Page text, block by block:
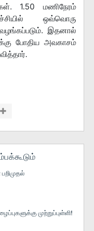
1.50 மணிநேரம்
ஒவ்வொரு
வழங்கப்படும். இதனால்
போதிய அவகாசம்
முற்றுப்புள்ளி!